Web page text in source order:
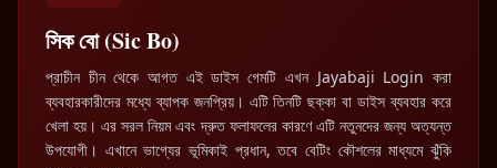
সিক বো (Sic Bo)
প্রাচীন চীন থেকে আগত এই ডাইস গেমটি এখন Jayabaji Login করা
ব্যবহারকারীদের মধ্যে ব্যাপক জনপ্রিয়। এটি তিনটি ছক্কা বা ডাইস ব্যবহার করে
খেলা হয়। এর সরল নিয়ম এবং দ্রুত ফলাফলের কারণে এটি নতুনদের জন্য অত্যন্ত
উপযোগী। এখানে ভাগ্যের ভূমিকাই প্রধান, তবে বেটিং কৌশলের মাধ্যমে ঝুঁকি